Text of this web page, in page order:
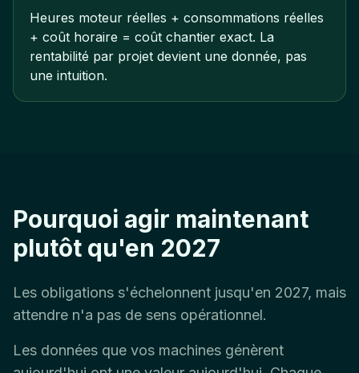
Heures moteur réelles + consommations réelles
+ coût horaire = coût chantier exact. La
rentabilité par projet devient une donnée, pas
une intuition.
Pourquoi agir maintenant
plutôt qu'en 2027
Les obligations s'échelonnent jusqu'en 2027, mais
attendre n'a pas de sens opérationnel.
Les données que vos machines génèrent